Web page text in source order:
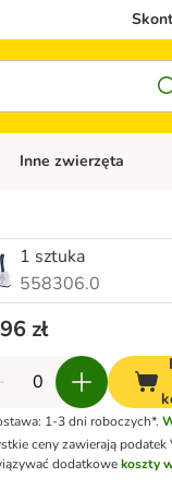
psa
Otwórz menu kategorii:
Inne zwierzęta
1 sztuka
558306.0
zł
1-3 dni roboczych*.
ceny zawierają podatek
dodatkowekoszty